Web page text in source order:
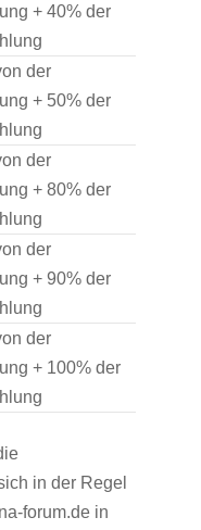
+ 40% der
der
+ 50% der
der
+ 80% der
der
+ 90% der
der
+ 100% der
in der Regel
forum.de in